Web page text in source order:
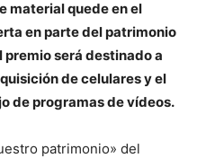
material quede en el
en parte del patrimonio
será destinado a
de celulares y el
de programas de vídeos.
patrimonio» del